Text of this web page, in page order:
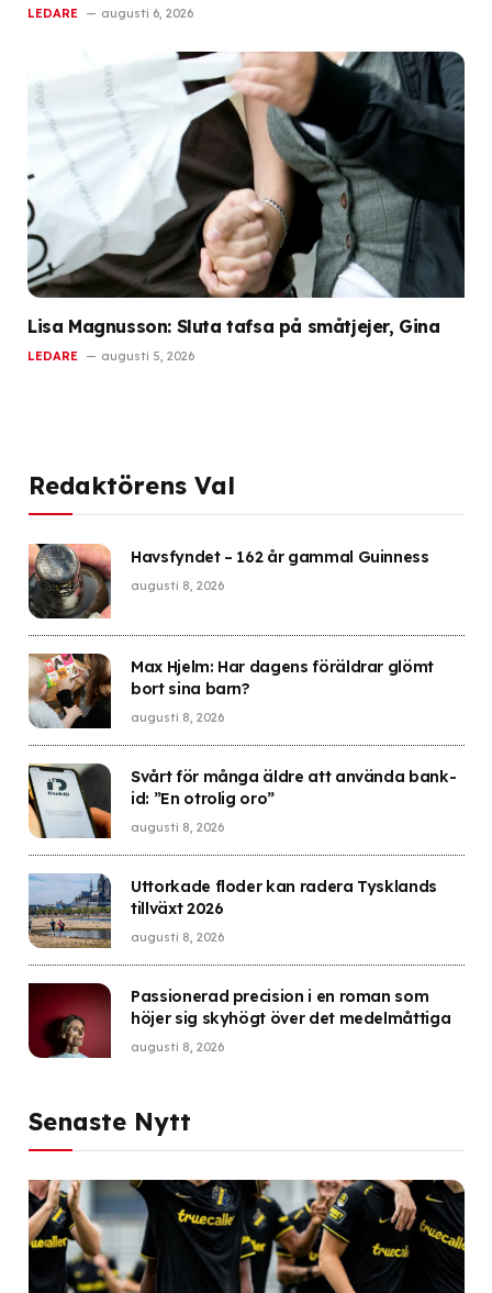
LEDARE augusti 6, 2026
Lisa Magnusson: Sluta tafsa på småtjejer, Gina
LEDARE augusti 5, 2026
Redaktörens Val
Havsfyndet – 162 år gammal Guinness
augusti 8, 2026
Max Hjelm: Har dagens föräldrar glömt
bort sina barn?
augusti 8, 2026
Svårt för många äldre att använda bank-
id: ”En otrolig oro”
augusti 8, 2026
Uttorkade floder kan radera Tysklands
tillväxt 2026
augusti 8, 2026
Passionerad precision i en roman som
höjer sig skyhögt över det medelmåttiga
augusti 8, 2026
Senaste Nytt